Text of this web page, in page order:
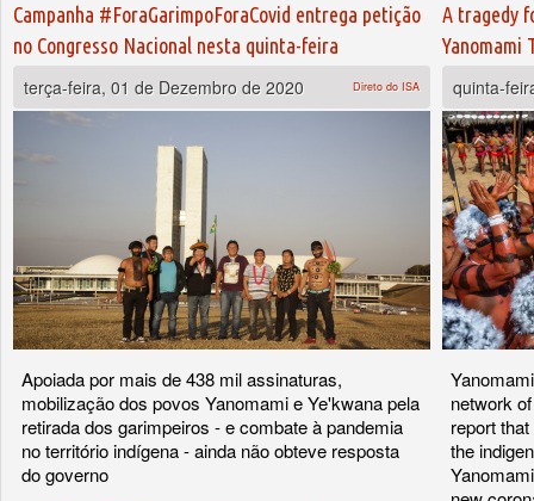
Campanha #ForaGarimpoForaCovid entrega petição
no Congresso Nacional nesta quinta-feira
terça-feira, 01 de Dezembro de 2020
Direto do ISA
Apoiada por mais de 438 mil assinaturas,
mobilização dos povos Yanomami e Ye'kwana pela
retirada dos garimpeiros - e combate à pandemia
no território indígena - ainda não obteve resposta
do governo
A tragedy
Yanomami
quinta-
network
report
the